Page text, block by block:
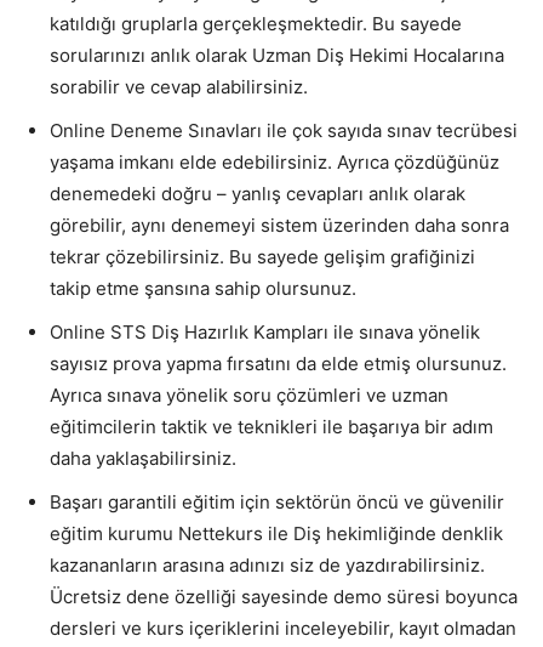
katıldığı gruplarla gerçekleşmektedir. Bu sayede
sorularınızı anlık olarak Uzman Diş Hekimi Hocalarına
sorabilir ve cevap alabilirsiniz.
Online Deneme Sınavları ile çok sayıda sınav tecrübesi
yaşama imkanı elde edebilirsiniz. Ayrıca çözdüğünüz
denemedeki doğru – yanlış cevapları anlık olarak
görebilir, aynı denemeyi sistem üzerinden daha sonra
tekrar çözebilirsiniz. Bu sayede gelişim grafiğinizi
takip etme şansına sahip olursunuz.
Online STS Diş Hazırlık Kampları ile sınava yönelik
sayısız prova yapma fırsatını da elde etmiş olursunuz.
Ayrıca sınava yönelik soru çözümleri ve uzman
eğitimcilerin taktik ve teknikleri ile başarıya bir adım
daha yaklaşabilirsiniz.
Başarı garantili eğitim için sektörün öncü ve güvenilir
eğitim kurumu Nettekurs ile Diş hekimliğinde denklik
kazananların arasına adınızı siz de yazdırabilirsiniz.
Ücretsiz dene özelliği sayesinde demo süresi boyunca
dersleri ve kurs içeriklerini inceleyebilir, kayıt olmadan